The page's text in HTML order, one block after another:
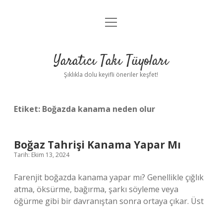
Anasayfa
Yasal Uyarı
menüyü
Yaratıcı Takı Tüyoları
Şıklıkla dolu keyifli öneriler keşfet!
Etiket: Boğazda kanama neden olur
Boğaz Tahrişi Kanama Yapar Mı
Tarih: Ekim 13, 2024
Farenjit boğazda kanama yapar mı? Genellikle çığlık
atma, öksürme, bağırma, şarkı söyleme veya
öğürme gibi bir davranıştan sonra ortaya çıkar. Üst